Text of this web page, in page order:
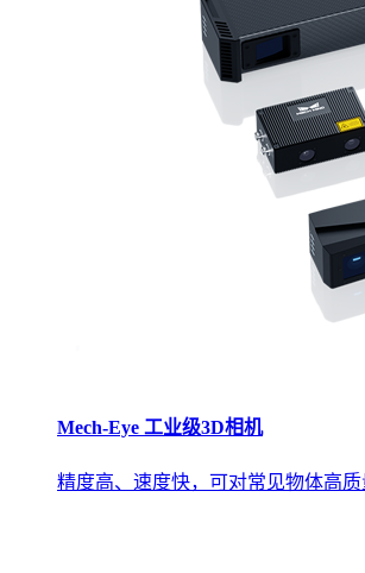
Mech-Eye 工业级3D相机
精度高、速度快，可对常见物体高质